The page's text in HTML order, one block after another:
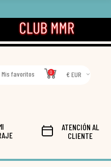
Mis favoritos 0 € EUR
ATENCIÓN AL
CLIENTE